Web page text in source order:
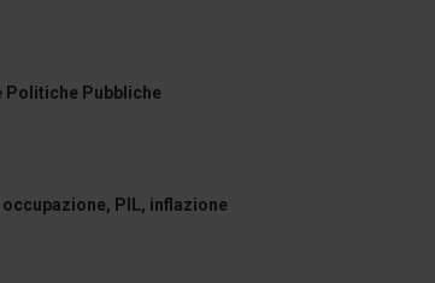
Politiche Pubbliche
PIL, inflazione